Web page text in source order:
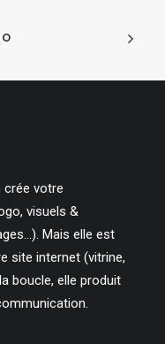
crée votre
visuels &
Mais elle est
site internet (vitrine,
boucle, elle produit